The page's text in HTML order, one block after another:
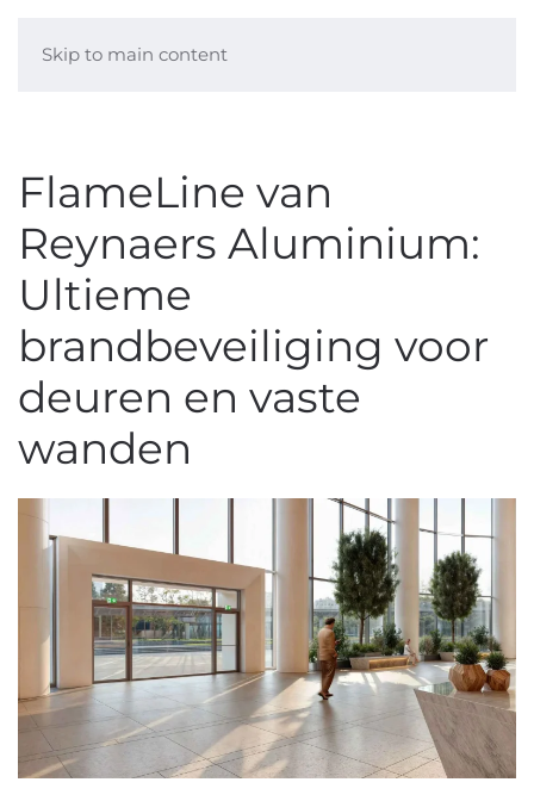
Skip to main content
FlameLine van
Reynaers Aluminium:
Ultieme
brandbeveiliging voor
deuren en vaste
wanden